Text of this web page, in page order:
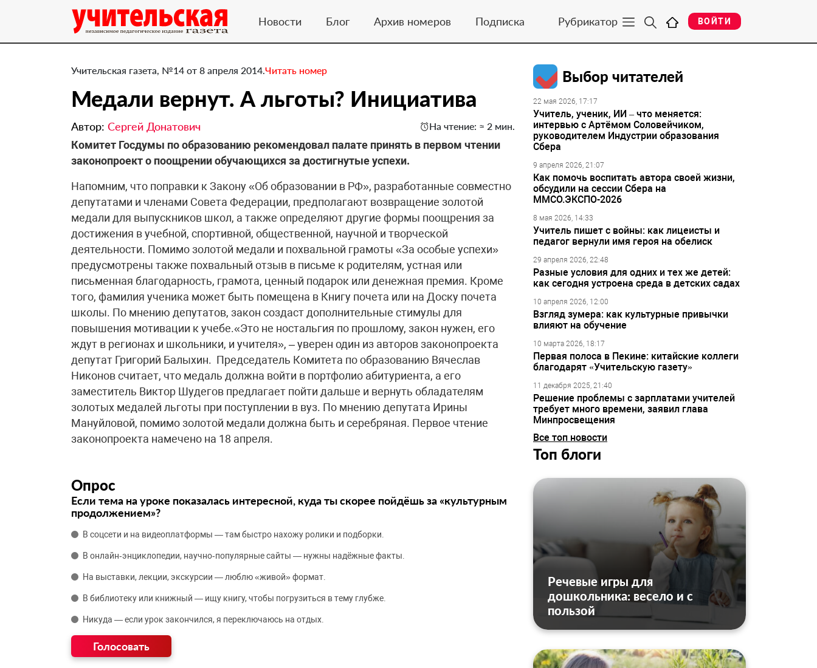
Новости Блог Архив номеров Подписка Рубрикатор ВОЙТИ
Учительская газета, №14 от 8 апреля 2014.Читать номер
Медали вернут. А льготы? Инициатива
Автор: Сергей Донатович На чтение: ≈ 2 мин.
Комитет Госдумы по образованию рекомендовал палате принять в первом чтении
законопроект о поощрении обучающихся за достигнутые успехи.
Напомним, что поправки к Закону «Об образовании в РФ», разработанные совместно
депутатами и членами Совета Федерации, предполагают возвращение золотой
медали для выпускников школ, а также определяют другие формы поощрения за
достижения в учебной, спортивной, общественной, научной и творческой
деятельности. Помимо золотой медали и похвальной грамоты «За особые успехи»
предусмотрены также похвальный отзыв в письме к родителям, устная или
письменная благодарность, грамота, ценный подарок или денежная премия. Кроме
того, фамилия ученика может быть помещена в Книгу почета или на Доску почета
школы. По мнению депутатов, закон создаст дополнительные стимулы для
повышения мотивации к учебе.«Это не ностальгия по прошлому, закон нужен, его
ждут в регионах и школьники, и учителя», – уверен один из авторов законопроекта
депутат Григорий Балыхин. Председатель Комитета по образованию Вячеслав
Никонов считает, что медаль должна войти в портфолио абитуриента, а его
заместитель Виктор Шудегов предлагает пойти дальше и вернуть обладателям
золотых медалей льготы при поступлении в вуз. По мнению депутата Ирины
Мануйловой, помимо золотой медали должна быть и серебряная. Первое чтение
законопроекта намечено на 18 апреля.
Опрос
Если тема на уроке показалась интересной, куда ты скорее пойдёшь за «культурным
продолжением»?
В соцсети и на видеоплатформы — там быстро нахожу ролики и подборки.
В онлайн‑энциклопедии, научно‑популярные сайты — нужны надёжные факты.
На выставки, лекции, экскурсии — люблю «живой» формат.
В библиотеку или книжный — ищу книгу, чтобы погрузиться в тему глубже.
Никуда — если урок закончился, я переключаюсь на отдых.
Выбор читателей
22 мая 2026, 17:17
Учитель, ученик, ИИ – что меняется:
интервью с Артёмом Соловейчиком,
руководителем Индустрии образования
Сбера
9 апреля 2026, 21:07
Как помочь воспитать автора своей жизни,
обсудили на сессии Сбера на
ММСО.ЭКСПО-2026
8 мая 2026, 14:33
Учитель пишет с войны: как лицеисты и
педагог вернули имя героя на обелиск
29 апреля 2026, 22:48
Разные условия для одних и тех же детей:
как сегодня устроена среда в детских садах
10 апреля 2026, 12:00
Взгляд зумера: как культурные привычки
влияют на обучение
10 марта 2026, 18:17
Первая полоса в Пекине: китайские коллеги
благодарят «Учительскую газету»
11 декабря 2025, 21:40
Решение проблемы с зарплатами учителей
требует много времени, заявил глава
Минпросвещения
Все топ новости
Топ блоги
Речевые игры для
дошкольника: весело и с
пользой